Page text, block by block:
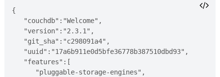
{
   "couchdb":"Welcome",
   "version":"2.3.1",
   "git_sha":"c298091a4",
   "uuid":"17a6b911e0d5bfe36778b387510dbd93",
   "features":[
      "pluggable-storage-engines",